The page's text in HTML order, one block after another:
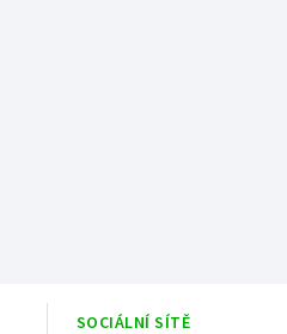
SOCIÁLNÍ SÍTĚ